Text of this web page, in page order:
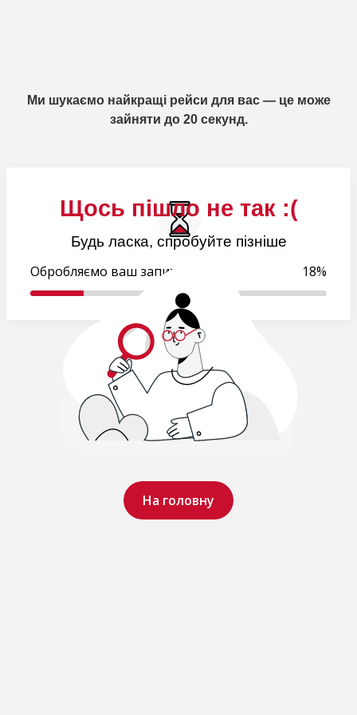
Щось пішло не так :(
Будь ласка, спробуйте пізніше
На головну
Ми шукаємо найкращі рейси для вас — це може
зайняти до 20 секунд.
Обробляємо ваш запит.. 18%